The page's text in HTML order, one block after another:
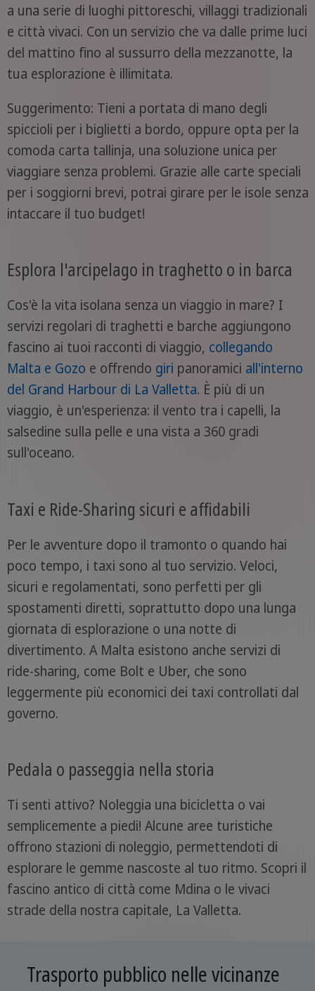
a una serie di luoghi pittoreschi, villaggi tradizionali
e città vivaci. Con un servizio che va dalle prime luci
del mattino fino al sussurro della mezzanotte, la
tua esplorazione è illimitata.
Suggerimento: Tieni a portata di mano degli
spiccioli per i biglietti a bordo, oppure opta per la
comoda carta tallinja, una soluzione unica per
viaggiare senza problemi. Grazie alle carte speciali
per i soggiorni brevi, potrai girare per le isole senza
intaccare il tuo budget!
Esplora l'arcipelago in traghetto o in barca
Cos'è la vita isolana senza un viaggio in mare? I
servizi regolari di traghetti e barche aggiungono
fascino ai tuoi racconti di viaggio, collegando
Malta e Gozo e offrendo giri panoramici all'interno
del Grand Harbour di La Valletta. È più di un
viaggio, è un'esperienza: il vento tra i capelli, la
salsedine sulla pelle e una vista a 360 gradi
sull'oceano.
Taxi e Ride-Sharing sicuri e affidabili
Per le avventure dopo il tramonto o quando hai
poco tempo, i taxi sono al tuo servizio. Veloci,
sicuri e regolamentati, sono perfetti per gli
spostamenti diretti, soprattutto dopo una lunga
giornata di esplorazione o una notte di
divertimento. A Malta esistono anche servizi di
ride-sharing, come Bolt e Uber, che sono
leggermente più economici dei taxi controllati dal
governo.
Pedala o passeggia nella storia
Ti senti attivo? Noleggia una bicicletta o vai
semplicemente a piedi! Alcune aree turistiche
offrono stazioni di noleggio, permettendoti di
esplorare le gemme nascoste al tuo ritmo. Scopri il
fascino antico di città come Mdina o le vivaci
strade della nostra capitale, La Valletta.
Trasporto pubblico nelle vicinanze